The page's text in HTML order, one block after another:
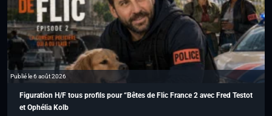
Publié le 6 août 2026
Figuration H/F tous profils pour “Bêtes de Flic France 2 avec Fred Testot
et Ophélia Kolb